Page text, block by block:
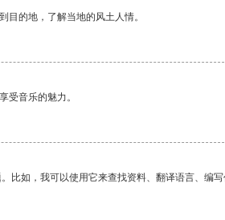
目的地，了解当地的风土人情。
受音乐的魅力。
比如，我可以使用它来查找资料、翻译语言、编写